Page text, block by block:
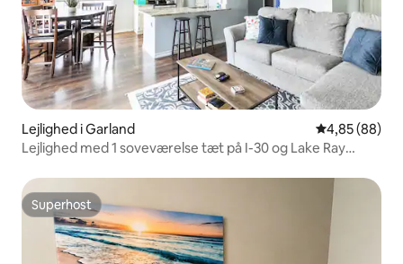
Lejlighed i Garland 4,85 ud af 5 i
4,85 (88)
Lejlighed med 1 soveværelse tæt på I-30 og Lake Ray
Superhost
Superhost